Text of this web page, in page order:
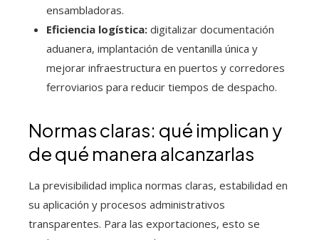
ensambladoras.
Eficiencia logística: digitalizar documentación
aduanera, implantación de ventanilla única y
mejorar infraestructura en puertos y corredores
ferroviarios para reducir tiempos de despacho.
Normas claras: qué implican y
de qué manera alcanzarlas
La previsibilidad implica normas claras, estabilidad en
su aplicación y procesos administrativos
transparentes. Para las exportaciones, esto se